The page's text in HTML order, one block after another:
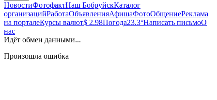
НовостиФотофактНаш БобруйскКаталог
организацийРаботаОбъявленияАфишаФотоОбщениеРеклама
на порталеКурсы валют$ 2.98Погода23.3°Написать письмоО
нас
Идёт обмен данными...
Произошла ошибка